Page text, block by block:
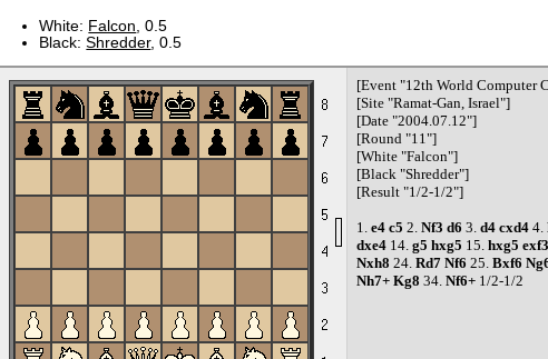
White: Falcon , 0.5
Black:Shredder, 0.5